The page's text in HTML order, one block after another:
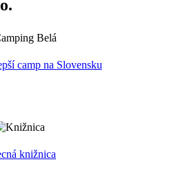
camp na Slovensku
knižnica